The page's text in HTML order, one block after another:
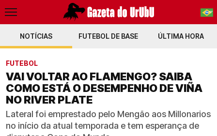
PT-BR
NOTÍCIAS FUTEBOL DE BASE ÚLTIMA HORA
FUTEBOL
VAI VOLTAR AO FLAMENGO? SAIBA
COMO ESTÁ O DESEMPENHO DE VIÑA
NO RIVER PLATE
Lateral foi emprestado pelo Mengão aos Millonarios
no início da atual temporada e tem esperança de